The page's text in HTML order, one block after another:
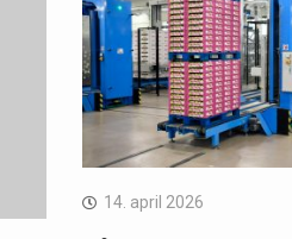
14. april 2026